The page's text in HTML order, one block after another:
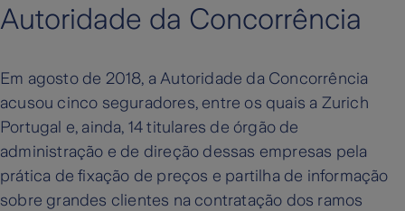
Autoridade da Concorrência
Em agosto de 2018, a Autoridade da Concorrência
acusou cinco seguradores, entre os quais a Zurich
Portugal e, ainda, 14 titulares de órgão de
administração e de direção dessas empresas pela
prática de fixação de preços e partilha de informação
sobre grandes clientes na contratação dos ramos